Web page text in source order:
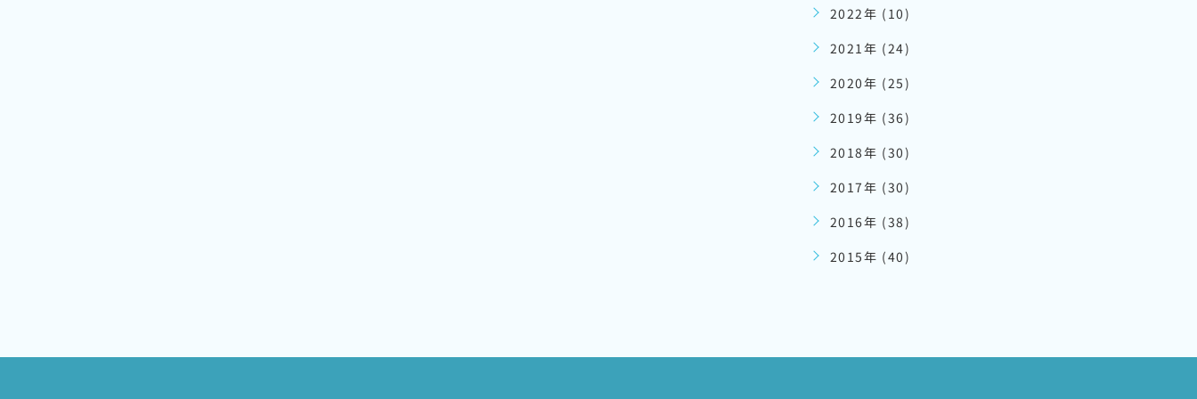
2022年 (10)
2021年 (24)
2020年 (25)
2019年 (36)
2018年 (30)
2017年 (30)
2016年 (38)
2015年 (40)